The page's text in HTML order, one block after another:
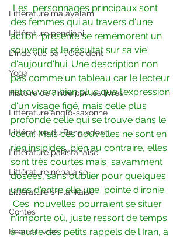
Littérature malayalam
Littérature pendjabi
L'Inde vue par l'Occident
Yoga
Histoire de l'Inde par les livres
Littérature anglo-saxonne
Littérature du Bangladesh
Littérature pakistanaise
Littérature népalaise
Littérature sri-lankaise
Contes
Beaux-Livres
Les  personnages principaux sont
des femmes qui au travers d'une
action  présente se remémorent un
souvenir et le résultat sur sa vie
d'aujourd'hui. Une description non
pas comme un tableau car le lecteur
retrouvera bien plus que l'expression
d'un visage figé, mais celle plus
profonde celle qui se trouve dans le
cœur. Mais ces nouvelles ne sont en
rien insipides, bien au contraire, elles
sont très courtes mais  savamment
dosées, sans oublier pour quelques
unes d'entre elle une  pointe d'ironie.
Ces  nouvelles pourraient se situer
n'importe où, juste ressort de temps
à  autre des petits rappels de l'Iran, à